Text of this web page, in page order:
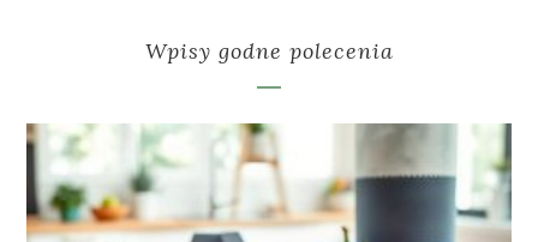
Wpisy godne polecenia